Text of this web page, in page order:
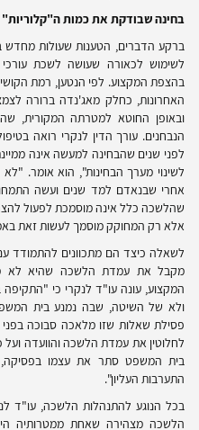
בחינה שבודקת את כמות ה"קלוריות"
ברקע הדברים, הטענות שעולות מחדש
לשימוש לכאורה שעושה לשכת
בהצפת המקצוע. לפי הנטען, רמת
האחרונות, כחלק מאג'נדה ברורה
ובאופן החוטא למטרתה המקורית,
הנבחנים. עורך הדין לנקרי רואה
לפני שנים שהבחינה למעשה אינה
לשינוי מערך הבחינות", הוא אומר. "לא
אחרי שבנאדם למד שנים ועשה
שהלשכה כלל אינה מוסמכת לפעול
אלא רק המחוקק מוסמך לעשות זאת
לשאלה כיצד הם מתכוונים
מקבל את עמדת הלשכה שהיא לא
המקצוע, עונה עו"ד לנקרי כי
ולא של השיטה, שבה נמנע בית
פסילת שאלות שזו מלאכה סבוכה
לחלוטין את עמדת הלשכה והוועדה
בית המשפט סתר את עצמו בפסיקה,
התערבות העליון".
בכל הנוגע להתנהלות הלשכה, עו"ד
הלשכה מצהירה שאחת ממטרותיה